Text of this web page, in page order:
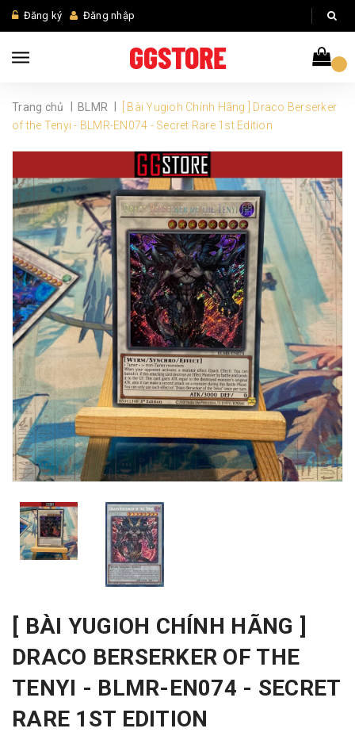
Đăng ký Đăng nhập
Trang chủ BLMR
[ Bài Yugioh Chính Hãng ] Draco Berserker
of the Tenyi - BLMR-EN074 - Secret Rare 1st Edition
[ BÀI YUGIOH CHÍNH HÃNG ]
DRACO BERSERKER OF THE
TENYI - BLMR-EN074 - SECRET
RARE 1ST EDITION